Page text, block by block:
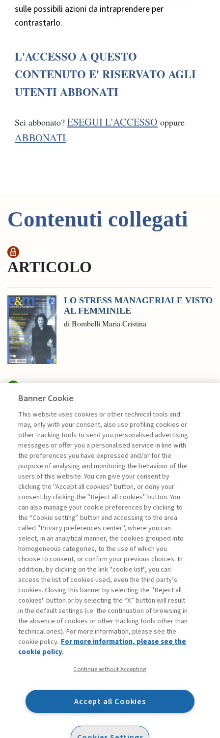
sulle possibili azioni da intraprendere per
contrastarlo.
L'ACCESSO A QUESTO
CONTENUTO E' RISERVATO AGLI
UTENTI ABBONATI
Sei abbonato? ESEGUI L'ACCESSO oppure
ABBONATI.
Contenuti collegati
ARTICOLO
LO STRESS MANAGERIALE VISTO
AL FEMMINILE
di Bombelli Maria Cristina
EDITORIALI
LA LEADERSHIP CHE SEMINA
FUTURO
di Giuseppe Soda
La consultazione dei libri è riservata esclusivamente
agli abbonati Premium
Legenda: Accedi Per registrati Per abbonati
Contatti
Abbonamenti
Archivio rubriche
Privacy
Dichiarazione di accessibilità
Mappa del sito
Banner Cookie
This website uses cookies or other technical tools and
may, only with your consent, also use profiling cookies or
other tracking tools to send you personalised advertising
messages or offer you a personalised service in line with
the preferences you have expressed and/or for the
purpose of analysing and monitoring the behaviour of the
users of this website. You can give your consent by
clicking the "Accept all cookies" button, or deny your
consent by clicking the "Reject all cookies" button. You
can also manage your cookie preferences by clicking to
the “Cookie setting” button and accessing to the area
called "Privacy preferences center", where you can
select, in an analytical manner, the cookies grouped into
homogeneous categories, to the use of which you
choose to consent, or confirm your previous choices. In
addition, by clicking on the link "cookie list", you can
access the list of cookies used, even the third party’s
cookies. Closing this banner by selecting the "Reject all
cookies" button or by selecting the “X” button will result
in the default settings (i.e. the continuation of browsing in
the absence of cookies or other tracking tools other than
technical ones). For more information, please see the
cookie policy. For more information, please see the
cookie policy.
Continue without Accepting
Accept all Cookies